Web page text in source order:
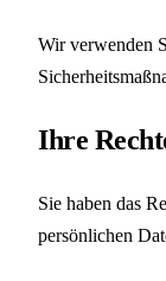
Wir verwenden
Ihre
Sie haben das
persönlichen